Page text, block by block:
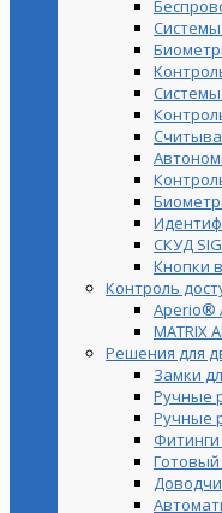
Системы
СКУД
Кнопки
Контроль
Aperio®
MATRIX
Решения для
Замки
Ручные
Ручные
Фитинги
Готовый